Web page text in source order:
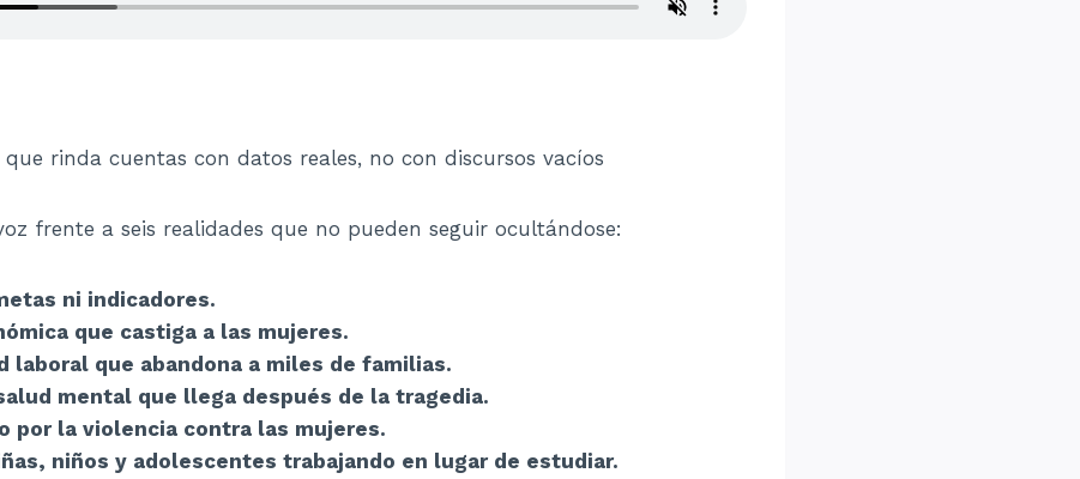
rinda cuentas con datos reales, no con discursos vacíos
frente a seis realidades que no pueden seguir ocultándose:
ni indicadores.
que castiga a las mujeres.
laboral que abandona a miles de familias.
mental que llega después de la tragedia.
por la violencia contra las mujeres.
niños y adolescentes trabajando en lugar de estudiar.